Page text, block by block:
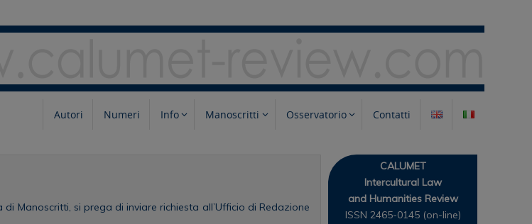
Autori Numeri Info Manoscritti Osservatorio Contatti
Manoscritti, si prega di inviare richiesta all’Ufficio di Redazione
CALUMET
Intercultural Law
and Humanities Review
ISSN 2465-0145 (on-line)